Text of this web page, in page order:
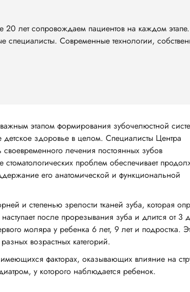
лет сопровождаем пациентов на каждом
специалисты. Современные технологии,
этапом формирования зубочелюстной
здоровье в целом. Специалисты Центра
лечения постоянных зубов
проблем обеспечивает
его анатомической и функциональной
и степенью зрелости тканей зуба, которая
после прорезывания зуба и длится от 3
моляра у ребенка 6 лет, 9 лет и подростка.
возрастных категорий.
факторах, оказывающих влияние на
у которого наблюдается ребенок.